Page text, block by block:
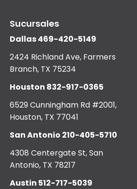
Sucursales
Dallas469-420-5149
2424 Richland Ave, Farmers
Branch, TX 75234
Houston 832-917-0365
6529 Cunningham Rd #2001,
Houston, TX 77041
San Antonio 210-405-5710
4308 Centergate St, San
Antonio, TX 78217
Austin 512-717-5039